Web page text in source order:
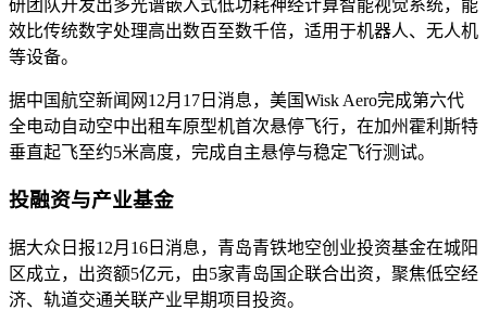
研团队开发出多光谱嵌入式低功耗神经计算智能视觉系统，能
效比传统数字处理高出数百至数千倍，适用于机器人、无人机
等设备。
据中国航空新闻网12月17日消息，美国Wisk Aero完成第六代
全电动自动空中出租车原型机首次悬停飞行，在加州霍利斯特
垂直起飞至约5米高度，完成自主悬停与稳定飞行测试。
投融资与产业基金
据大众日报12月16日消息，青岛青铁地空创业投资基金在城阳
区成立，出资额5亿元，由5家青岛国企联合出资，聚焦低空经
济、轨道交通关联产业早期项目投资。